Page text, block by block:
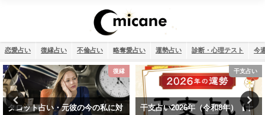
恋愛占い 復縁占い 不倫占い 略奪愛占い 運勢占い 診断・心理テスト 今
復縁
タロット占い・元彼の今の私に対
干支占い
干支占い2026年（令和8年）【十